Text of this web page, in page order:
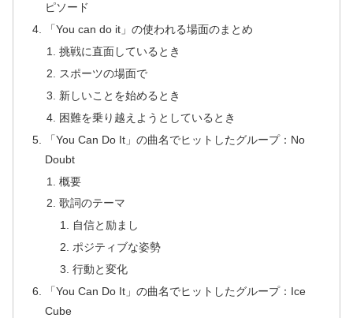
ピソード
「You can do it」の使われる場面のまとめ
挑戦に直面しているとき
スポーツの場面で
新しいことを始めるとき
困難を乗り越えようとしているとき
「You Can Do It」の曲名でヒットしたグループ：No
Doubt
概要
歌詞のテーマ
自信と励まし
ポジティブな姿勢
行動と変化
「You Can Do It」の曲名でヒットしたグループ：Ice
Cube